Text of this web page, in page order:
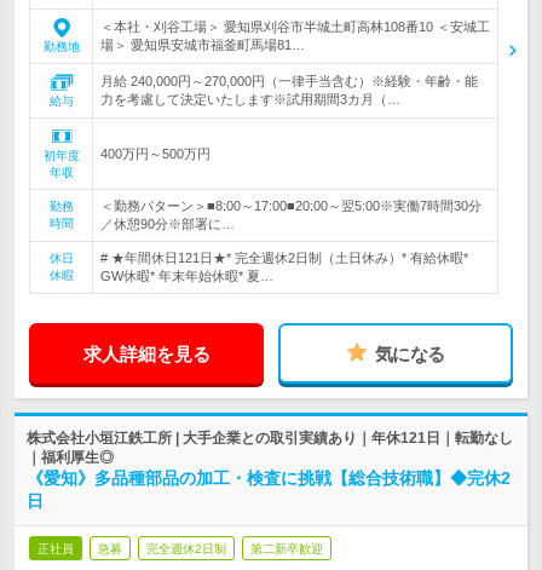
勤務地
＜本社・刈谷工場＞ 愛知県刈谷市半城土町高林108番10 ＜安城工
場＞ 愛知県安城市福釜町馬場81…
給与
月給 240,000円～270,000円（一律手当含む）※経験・年齢・能
力を考慮して決定いたします※試用期間3カ月（…
初年度
年収
400万円～500万円
勤務
時間
＜勤務パターン＞■8:00～17:00■20:00～翌5:00※実働7時間30分
／休憩90分※部署に…
休日
休暇
# ★年間休日121日★* 完全週休2日制（土日休み）* 有給休暇*
GW休暇* 年末年始休暇* 夏…
求人詳細を見る 気になる
株式会社小垣江鉄工所 | 大手企業との取引実績あり｜年休121日｜転勤なし
｜福利厚生◎
《愛知》多品種部品の加工・検査に挑戦【総合技術職】◆完休2
日
正社員 急募 完全週休2日制 第二新卒歓迎